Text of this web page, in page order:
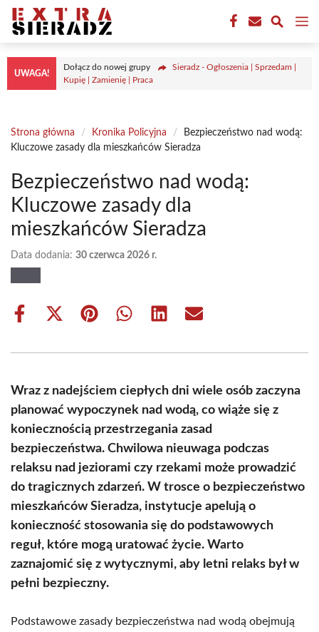
Przejdź
treści
UWAGA!
Dołącz do nowej grupy
Sieradz - Ogłoszenia | Sprzedam |
Kupię | Zamienię | Praca
Strona główna / Kronika Policyjna /
Bezpieczeństwo nad wodą:
Kluczowe zasady dla mieszkańców Sieradza
Bezpieczeństwo nad wodą:
Kluczowe zasady dla
mieszkańców Sieradza
Data dodania: 30 czerwca 2026 r.
Share
Share
(Twitter)
Share Share Share Share
Wraz z nadejściem ciepłych dni wiele osób zaczyna
planować wypoczynek nad wodą, co wiąże się z
koniecznością przestrzegania zasad
bezpieczeństwa. Chwilowa nieuwaga podczas
relaksu nad jeziorami czy rzekami może prowadzić
do tragicznych zdarzeń. W trosce o bezpieczeństwo
mieszkańców Sieradza, instytucje apelują o
konieczność stosowania się do podstawowych
reguł, które mogą uratować życie. Warto
zaznajomić się z wytycznymi, aby letni relaks był w
pełni bezpieczny.
Podstawowe zasady bezpieczeństwa nad wodą obejmują